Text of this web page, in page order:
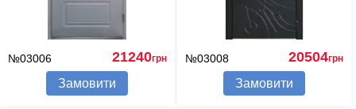
№03006 21240грн
Замовити
№03008 20504грн
Замовити